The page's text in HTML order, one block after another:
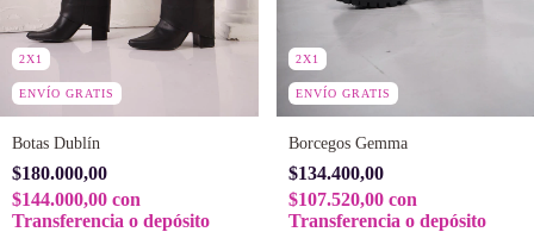
2X1
ENVÍO GRATIS
Botas Dublín
$180.000,00
$144.000,00 con
Transferencia o depósito
2X1
ENVÍO GRATIS
Borcegos Gemma
$134.400,00
$107.520,00 con
Transferencia o depósito